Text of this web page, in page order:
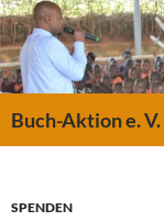
Buch-Aktion e. V.
SPENDEN